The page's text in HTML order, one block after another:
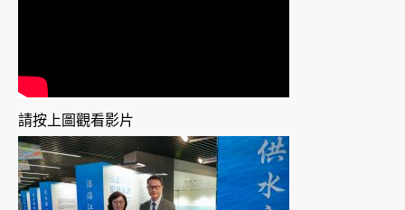
請按上圖觀看影片